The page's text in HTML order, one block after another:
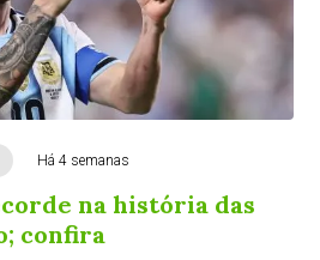
Há 4 semanas
na história das
confira